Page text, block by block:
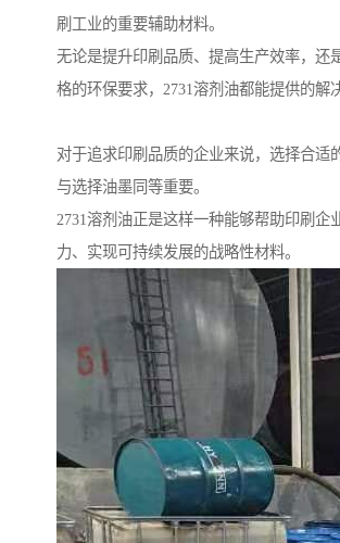
刷工业的重要辅助材料。
无论是提升印刷品质、提高生产效率，还
格的环保要求，2731溶剂油都能提供的解
对于追求印刷品质的企业来说，选择合适
与选择油墨同等重要。
2731溶剂油正是这样一种能够帮助印刷企
力、实现可持续发展的战略性材料。